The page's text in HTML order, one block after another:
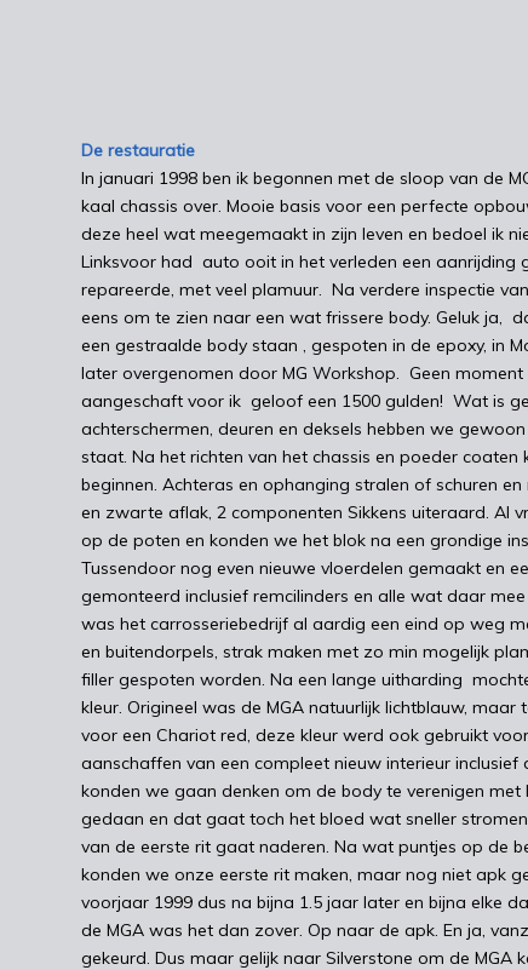
De restauratie
In januari 1998 ben ik begonnen met de sloop van de
kaal chassis over. Mooie basis voor een perfecte
deze heel wat meegemaakt in zijn leven en bedoel ik
Linksvoor had auto ooit in het verleden een aanrijding
repareerde, met veel plamuur. Na verdere inspectie
eens om te zien naar een wat frissere body. Geluk ja,
een gestraalde body staan , gespoten in de epoxy, in
later overgenomen door MG Workshop. Geen
aangeschaft voor ik geloof een 1500 gulden! Wat is
achterschermen, deuren en deksels hebben we
staat. Na het richten van het chassis en poeder
beginnen. Achteras en ophanging stralen of schuren
en zwarte aflak, 2 componenten Sikkens uiteraard. Al
op de poten en konden we het blok na een grondige
Tussendoor nog even nieuwe vloerdelen gemaakt en
gemonteerd inclusief remcilinders en alle wat daar
was het carrosseriebedrijf al aardig een eind op weg
en buitendorpels, strak maken met zo min mogelijk
filler gespoten worden. Na een lange uitharding
kleur. Origineel was de MGA natuurlijk lichtblauw,
voor een Chariot red, deze kleur werd ook gebruikt
aanschaffen van een compleet nieuw interieur
konden we gaan denken om de body te verenigen met
gedaan en dat gaat toch het bloed wat sneller
van de eerste rit gaat naderen. Na wat puntjes op de
konden we onze eerste rit maken, maar nog niet apk
voorjaar 1999 dus na bijna 1.5 jaar later en bijna elke
de MGA was het dan zover. Op naar de apk. En ja,
gekeurd. Dus maar gelijk naar Silverstone om de MGA